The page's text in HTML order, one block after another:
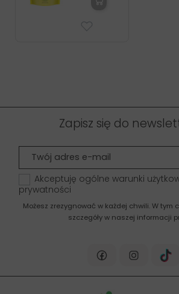
Zapisz się do
Akceptuję ogólne warunki
prywatności
Możesz zrezygnować w każdej chwili. W tym
szczegóły w naszej informacji